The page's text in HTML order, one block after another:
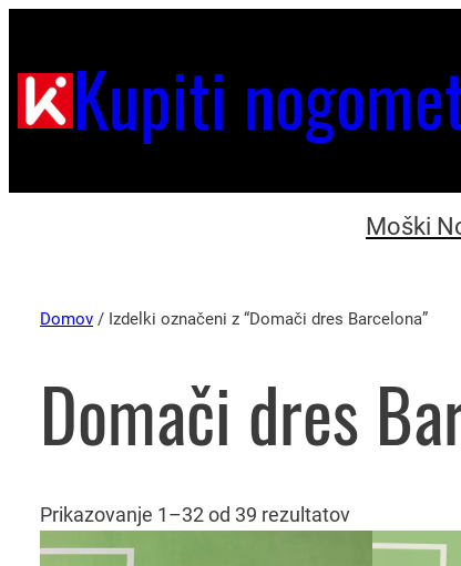
Kupiti
Moški
Domov / Izdelki označeni z “Domači dres Barcelona”
Domači dres
Prikazovanje 1–32 od 39 rezultatov